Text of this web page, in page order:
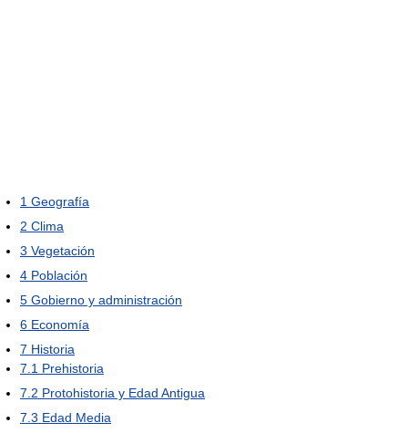
1 Geografía
2 Clima
3 Vegetación
4 Población
5 Gobierno y administración
6 Economía
7 Historia
7.1 Prehistoria
7.2 Protohistoria y Edad Antigua
7.3 Edad Media